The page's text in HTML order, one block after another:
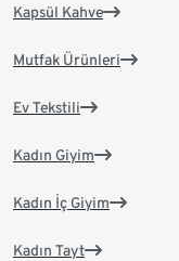
Kapsül Kahve
Mutfak Ürünleri
Ev Tekstili
Kadın Giyim
Kadın İç Giyim
Kadın Tayt